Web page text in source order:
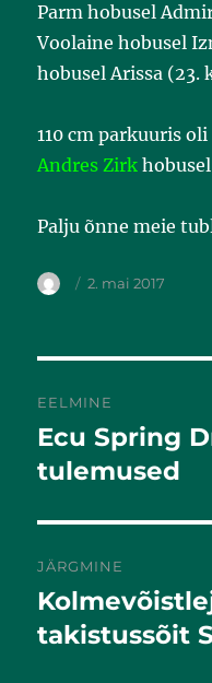
Parm hobusel
Voolaine hobusel
hobusel Arissa (23.
110 cm parkuuris
Andres Zirk
Palju õnne meie
2. mai 2017
EELMINE
Eelmine
postitus:
Ecu Spring
tulemused
JÄRGMINE
Järgmine
postitus:
takistussõit